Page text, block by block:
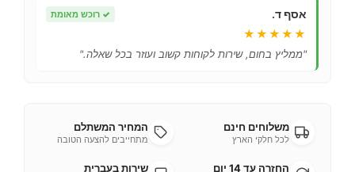
אסף ד. ✓ רוכש מאומת
★★★★★
"ממליץ בחום, שירות לקוחות קשוב ועוזר בכל שאלה."
משלוחים חינם
לכל חלקי הארץ
המחיר המשתלם
מתחייבים להצעה הטובה
החזרה עד 14 יום שירות בעברית